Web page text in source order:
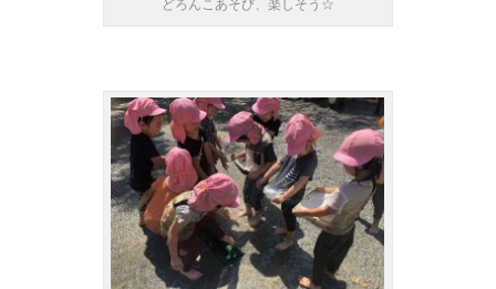
どろんこあそび、楽しそう☆